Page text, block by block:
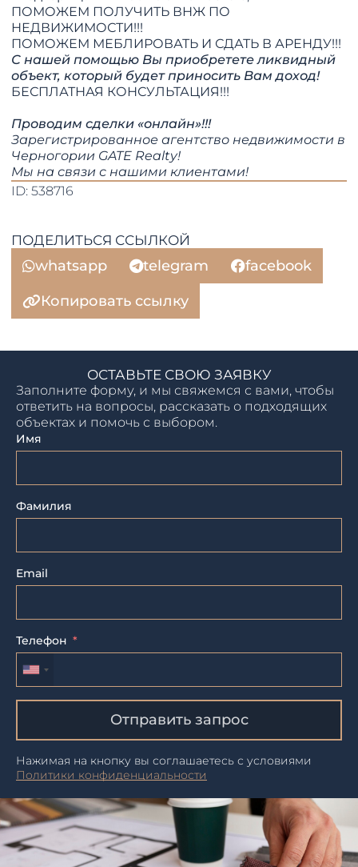
ПОМОЖЕМ ПОЛУЧИТЬ ВНЖ ПО
НЕДВИЖИМОСТИ!!!
​​​​​​​ПОМОЖЕМ МЕБЛИРОВАТЬ И СДАТЬ В АРЕНДУ!!!
С нашей помощью Вы приобретете ликвидный
объект, который будет приносить Вам доход!
БЕСПЛАТНАЯ КОНСУЛЬТАЦИЯ!!!
Проводим сделки «онлайн»!!!
Зарегистрированное агентство недвижимости в
Черногории GATE Realty!
​​​​​​​Мы на связи с нашими клиентами!​​​​​​​​​​​​​​
ID: 538716
ПОДЕЛИТЬСЯ ССЫЛКОЙ
whatsapp telegram
facebook
Копировать ссылку
ОСТАВЬТЕ СВОЮ ЗАЯВКУ
Заполните форму, и мы свяжемся с вами, чтобы
ответить на вопросы, рассказать о подходящих
объектах и помочь с выбором.
Имя
Фамилия
Email
Телефон
Отправить запрос
Нажимая на кнопку вы соглашаетесь с условиями
Политики конфиденциальности